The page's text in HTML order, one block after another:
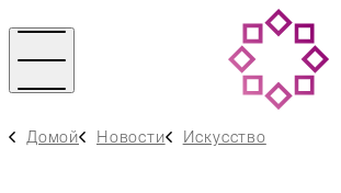
Домой Новости Искусство